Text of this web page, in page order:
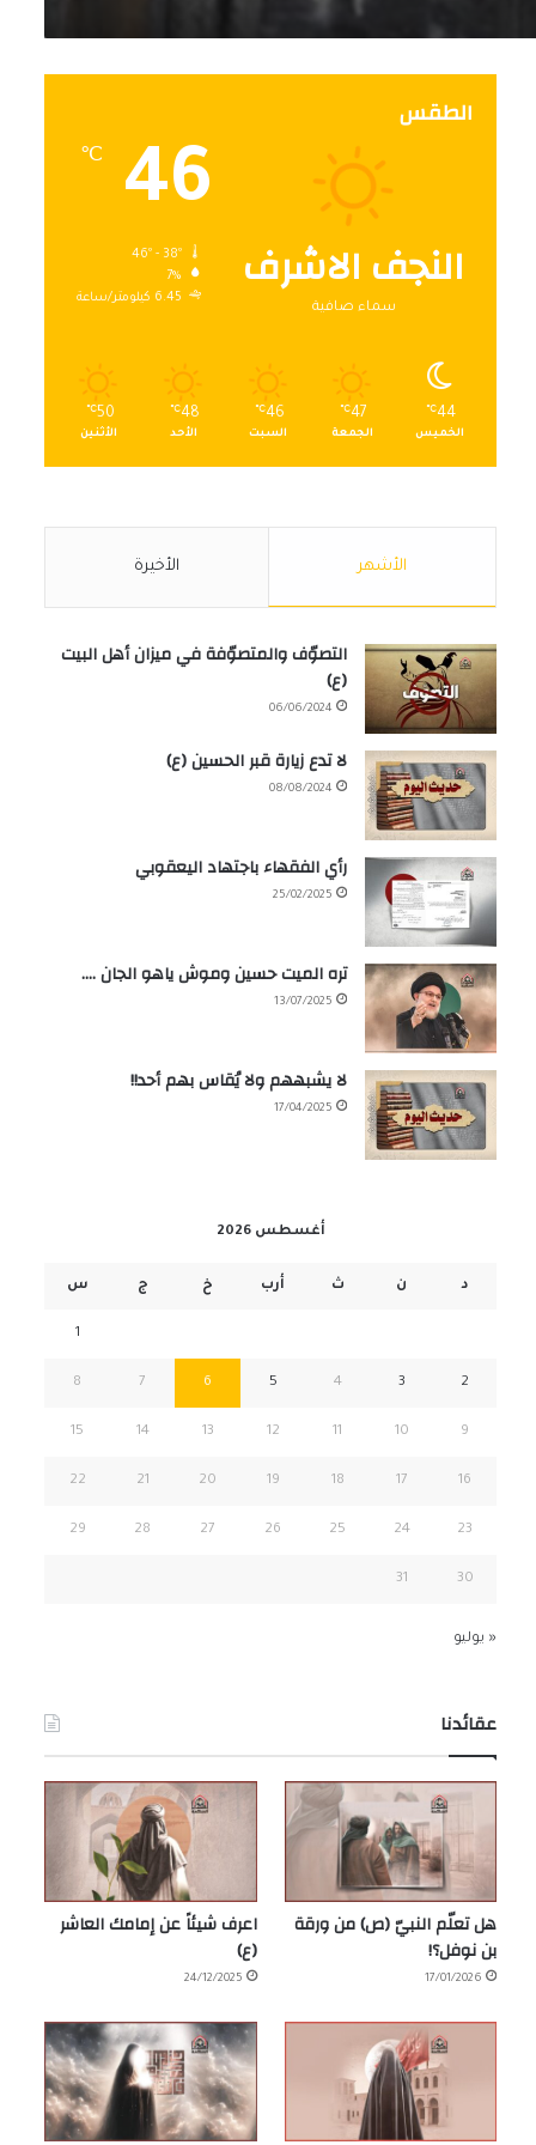
الطقس
النجف الاشرف
سماء صافية
46
℃
7%
6.45 كيلومتر/ساعة
44
℃
الخميس
47
℃
الجمعة
46
℃
السبت
48
℃
الأحد
50
℃
الأثنين
الأشهر الأخيرة
التصوّف والمتصوّفة في ميزان أهل البيت
(ع)
06/06/2024
لا تدع زيارة قبر الحسين (ع)
08/08/2024
رأي الفقهاء باجتهاد اليعقوبي
25/02/2025
تره الميت حسين وموش ياهو الجان ….
13/07/2025
لا يشبههم ولا يُقاس بهم أحد!!
17/04/2025
أغسطس 2026
د ن ث أرب خ ج س
1
2
3
4
5
6
7
8
9
10
11
12
13
14
15
16
17
18
19
20
21
22
23
24
25
26
27
28
29
30
31
« يوليو
عقائدنا
هل تعلّم النبيّ (ص) من ورقة
بن نوفل؟!
17/01/2026
اعرف شيئاً عن إمامك العاشر
(ع)
24/12/2025